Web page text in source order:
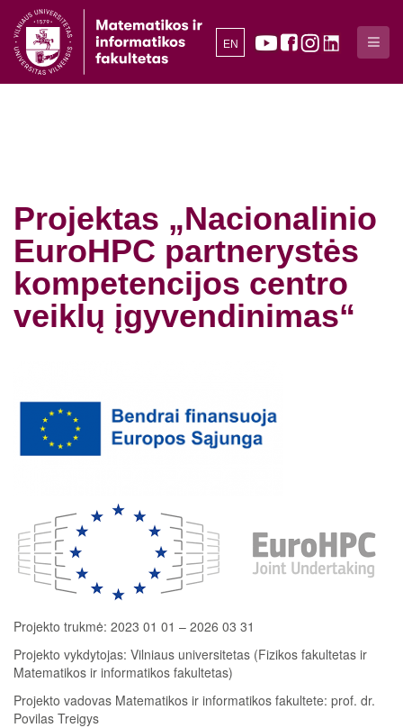
EN
Projektas „Nacionalinio
EuroHPC partnerystės
kompetencijos centro
veiklų įgyvendinimas“
Projekto trukmė: 2023 01 01 – 2026 03 31
Projekto vykdytojas: Vilniaus universitetas (Fizikos fakultetas ir
Matematikos ir informatikos fakultetas)
Projekto vadovas Matematikos ir informatikos fakultete: prof. dr.
Povilas Treigys